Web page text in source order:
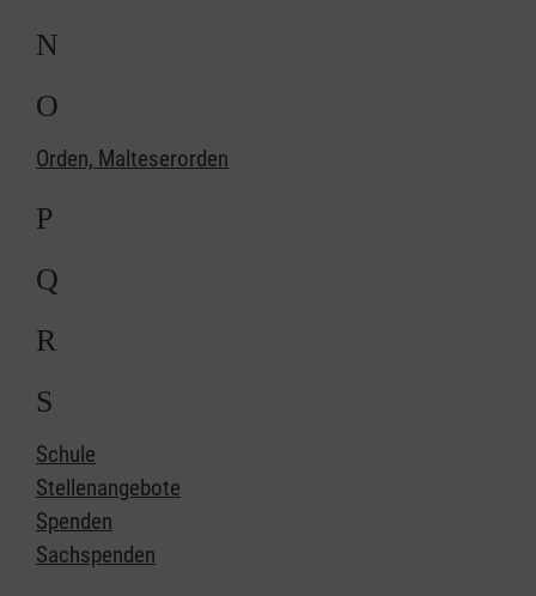
N
O
Orden, Malteserorden
P
Q
R
S
Schule
Stellenangebote
Spenden
Sachspenden